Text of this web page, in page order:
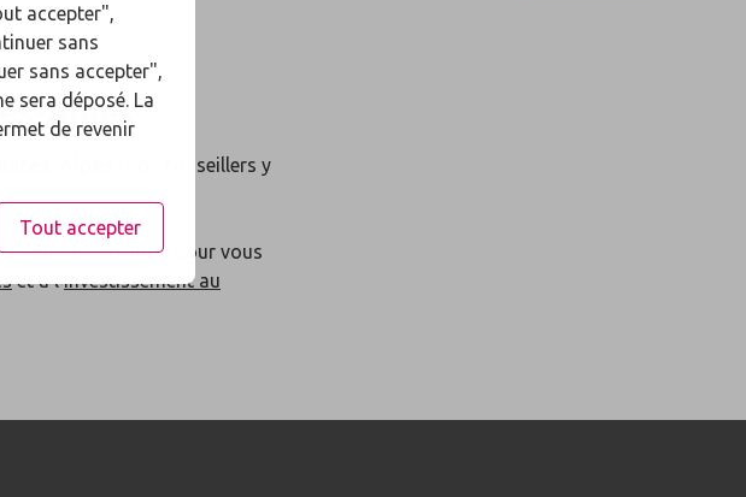
Alpes
: nos conseillers y
à votre disposition pour vous
et à l'investissement au
accepter",
sans
sans accepter",
sera déposé. La
de revenir
Tout accepter